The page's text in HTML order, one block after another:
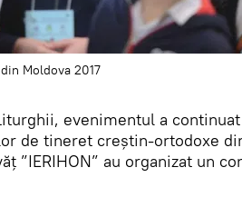
Moldova 2017
evenimentul a
de tineret creștin-ortodoxe
”IERIHON” au organizat un